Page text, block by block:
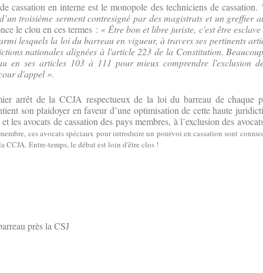
cassation en interne est le monopole des techniciens de cassation.
troisième serment contresigné par des magistrats et un greffier
le clou en ces termes : « Être bon et libre juriste, c'est être esclave
lesquels la loi du barreau en vigueur, à travers ses pertinents
nationales alignées à l'article 223 de la Constitution.
en ses articles 103 à 111 pour mieux comprendre l'exclusion
d'appel ».
arrêt de la CCJA respectueux de la loi du barreau de chaque
son plaidoyer en faveur d’une optimisation de cette haute
les avocats de cassation des pays membres, à l’exclusion des
ces avocats spéciaux pour introduire un pourvoi en cassation sont
CCJA. Entre-temps, le débat est loin d'être clos !
près la CSJ